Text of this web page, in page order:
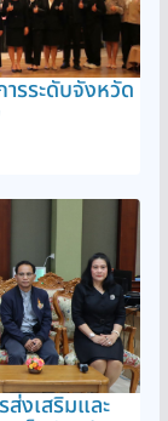
รระดับจังหวัด
งเสริมและ